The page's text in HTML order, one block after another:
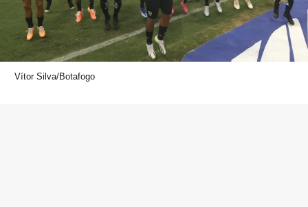
Vítor Silva/Botafogo